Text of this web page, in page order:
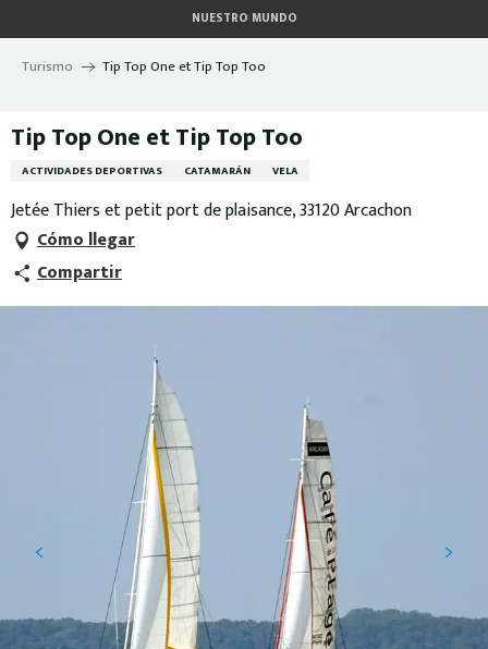
au
contenu
NUESTRO MUNDO
Turismo Tip Top One et Tip Top Too
Tip Top One et Tip Top Too
ACTIVIDADES DEPORTIVAS CATAMARÁN VELA
Jetée Thiers et petit port de plaisance, 33120 Arcachon
Cómo llegar
Compartir